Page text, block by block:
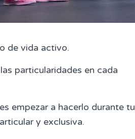
de vida activo.
particularidades en cada
empezar a hacerlo durante tu
y exclusiva.